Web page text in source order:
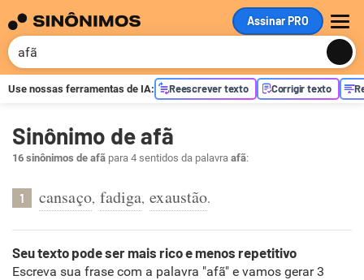
Assinar PRO
Use nossas ferramentas de IA: Reescrever texto Corrigir texto
Sinônimo de afã
16 sinônimos de afã para 4 sentidos da palavra afã:
1 cansaço, fadiga, exaustão.
Seu texto pode ser mais rico e menos repetitivo
Escreva sua frase com a palavra "afã" e vamos gerar 3